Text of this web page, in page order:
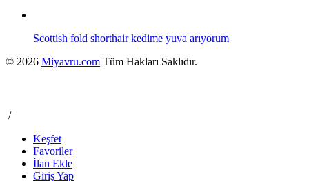
Scottish fold shorthair kedime yuva arıyorum
© 2026 Miyavru.com Tüm Hakları Saklıdır.
/
Keşfet
Favoriler
İlan Ekle
Giriş Yap